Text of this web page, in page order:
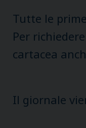
Tutte le
Per
cartacea
Il giornale